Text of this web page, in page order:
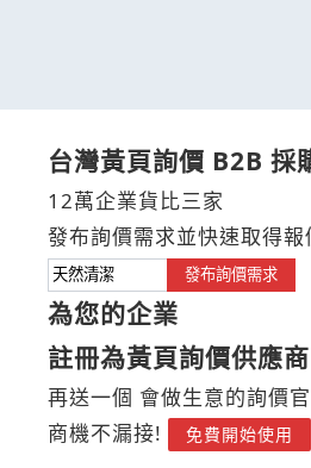
台灣黃頁詢價 B2B 採
12萬企業貨比三家
發布詢價需求並快速取得報
發布詢價需求
為您的企業
註冊為黃頁詢價供應商
再送一個 會做生意的詢價
商機不漏接!
免費開始使用